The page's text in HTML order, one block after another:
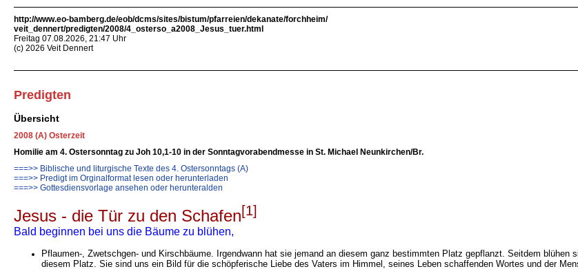
http://www.eo-bamberg.de/eob/dcms/sites/bistum/pfarreien/dekanate/forchheim/
veit_dennert/predigten/2008/4_osterso_a2008_Jesus_tuer.html
Freitag 07.08.2026, 21:47 Uhr
(c) 2026 Veit Dennert
Predigten
Übersicht
2008 (A) Osterzeit
Homilie am 4. Ostersonntag zu Joh 10,1-10 in der Sonntagvorabendmesse in St. Michael Neunkirchen/Br.
===>> Biblische und liturgische Texte des 4. Ostersonntags (A)
===>> Predigt im Orginalformat lesen oder herunterladen
===>> Gottesdiensvorlage ansehen oder herunteralden
Jesus - die Tür zu den Schafen[1]
Bald beginnen bei uns die Bäume zu blühen,
Pflaumen-, Zwetschgen- und Kirschbäume. Irgendwann hat sie jemand an diesem ganz bestimmten Platz gepflanzt. Seitdem
diesem Platz. Sie sind uns ein Bild für die schöpferische Liebe des Vaters im Himmel, seines Leben schaffenden Wortes und der